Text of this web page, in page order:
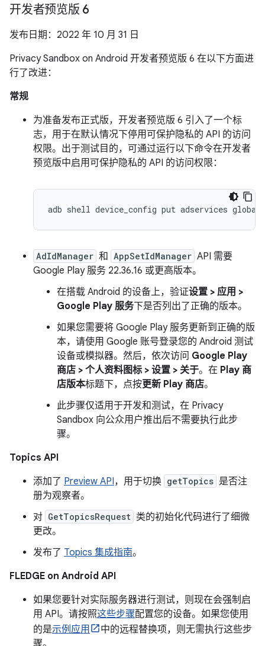
开发者预览版 6
发布日期：2022 年 10 月 31 日
Privacy Sandbox on Android 开发者预览版 6 在以下方面进
行了改进：
常规
为准备发布正式版，开发者预览版 6 引入了一个标
志，用于在默认情况下停用可保护隐私的 API 的访问
权限。出于测试目的，可通过运行以下命令在开发者
预览版中启用可保护隐私的 API 的访问权限：
adb shell device_config put adservices
AdIdManager 和 AppSetIdManager API 需要
Google Play 服务 22.36.16 或更高版本。
在搭载 Android 的设备上，验证设置 > 应用 >
Google Play 服务下是否列出了正确的版本。
如果您需要将 Google Play 服务更新到正确的版
本，请使用 Google 账号登录您的 Android 测试
设备或模拟器。然后，依次访问 Google Play
商店 > 个人资料图标 > 设置 > 关于。在 Play 商
店版本标题下，点按更新 Play 商店。
此步骤仅适用于开发和测试，在 Privacy
Sandbox 向公众用户推出后不需要执行此步
骤。
Topics API
添加了 Preview API，用于切换 getTopics 是否注
册为观察者。
对 GetTopicsRequest 类的初始化代码进行了细微
更改。
发布了 Topics 集成指南。
FLEDGE on Android API
如果您要针对实际服务器进行测试，则现在会强制启
用 API。请按照这些步骤配置您的设备。如果您使用
的是示例应用
中的远程替换项，则无需执行这些步
骤。